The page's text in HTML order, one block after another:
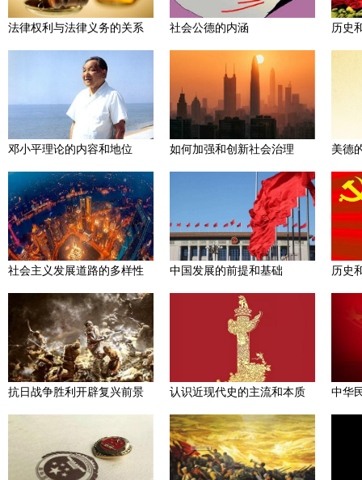
法律权利与法律义务的关系 社会公德的内涵 历史
邓小平理论的内容和地位 如何加强和创新社会治理 美德
社会主义发展道路的多样性 中国发展的前提和基础 历史
抗日战争胜利开辟复兴前景 认识近现代史的主流和本质 中华